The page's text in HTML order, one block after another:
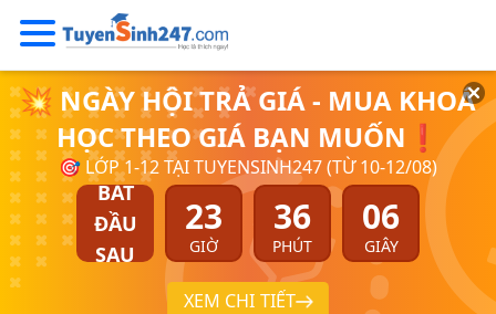
💥 NGÀY HỘI TRẢ GIÁ - MUA KHOÁ
HỌC THEO GIÁ BẠN MUỐN❗
🎯 LỚP 1-12 TẠI TUYENSINH247 (TỪ 10-12/08)
BẮT
ĐẦU
SAU
23
GIỜ
36
PHÚT
05
GIÂY
XEM CHI TIẾT